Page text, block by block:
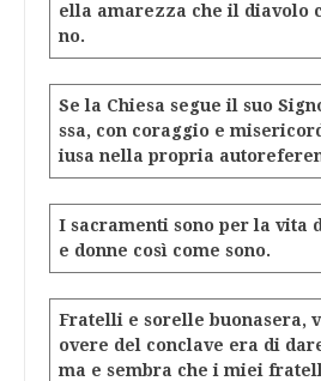
ella amarezza che il diavolo
no.
Se la Chiesa segue il suo
ssa, con coraggio e
iusa nella propria
I sacramenti sono per la vita
e donne così come sono.
Fratelli e sorelle buonasera,
overe del conclave era di
ma e sembra che i miei